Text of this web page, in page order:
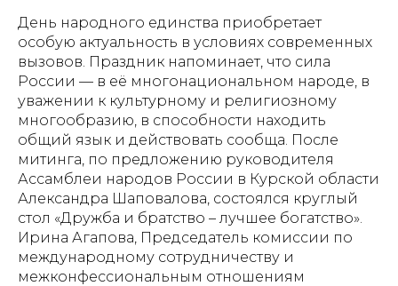
День народного единства приобретает
особую актуальность в условиях современных
вызовов. Праздник напоминает, что сила
России — в её многонациональном народе, в
уважении к культурному и религиозному
многообразию, в способности находить
общий язык и действовать сообща. После
митинга, по предложению руководителя
Ассамблеи народов России в Курской области
Александра Шаповалова, состоялся круглый
стол «Дружба и братство – лучшее богатство».
Ирина Агапова, Председатель комиссии по
международному сотрудничеству и
межконфессиональным отношениям